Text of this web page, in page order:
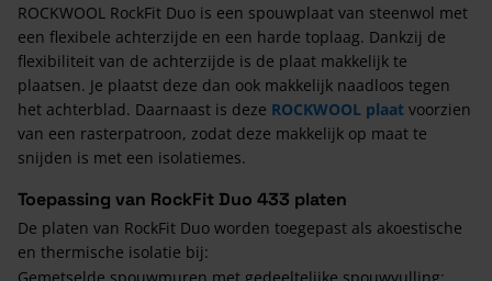
ROCKWOOL RockFit Duo is een spouwplaat van steenwol met
een flexibele achterzijde en een harde toplaag. Dankzij de
flexibiliteit van de achterzijde is de plaat makkelijk te
plaatsen. Je plaatst deze dan ook makkelijk naadloos tegen
het achterblad. Daarnaast is deze ROCKWOOL plaat voorzien
van een rasterpatroon, zodat deze makkelijk op maat te
snijden is met een isolatiemes.
Toepassing van RockFit Duo 433 platen
De platen van RockFit Duo worden toegepast als akoestische
en thermische isolatie bij: